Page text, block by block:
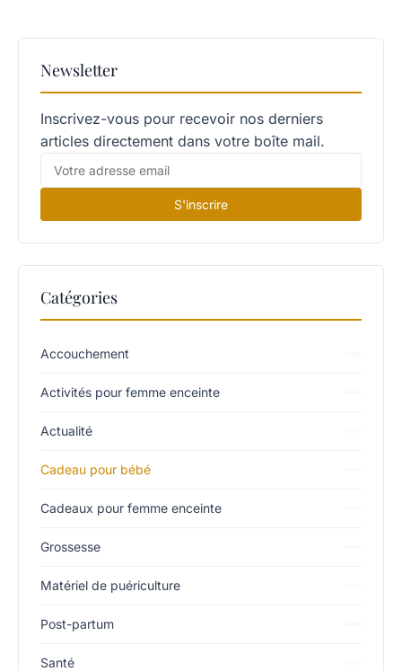
Newsletter
Inscrivez-vous pour recevoir nos derniers
articles directement dans votre boîte mail.
S'inscrire
Catégories
Accouchement
Activités pour femme enceinte
Actualité
Cadeau pour bébé
Cadeaux pour femme enceinte
Grossesse
Matériel de puériculture
Post-partum
Santé